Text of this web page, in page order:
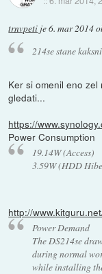
trnvpeti je6. mar 2014
214se stane
Ker si omenil eno
gledati...
https://
Power Consumption
19.14W (Access)
3.59W (HDD
http://
Power Demand
The DS214se
during normal
while installing